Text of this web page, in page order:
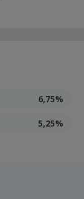
6,75%
5,25%